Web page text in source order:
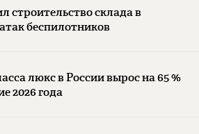
строительство склада в
беспилотников
люкс в России вырос на 65 %
2026 года